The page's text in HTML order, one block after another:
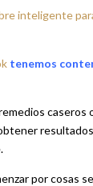
inteligente
tenemos
caseros
por cosas